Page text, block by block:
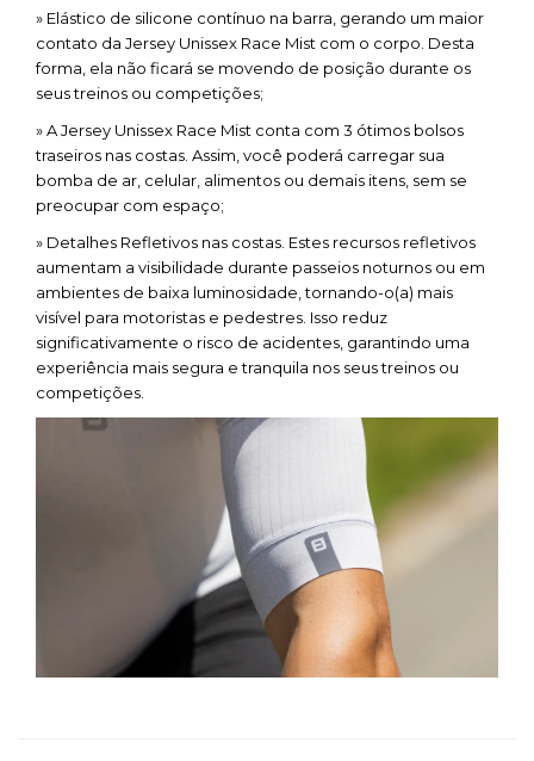
» Elástico de silicone contínuo na barra, gerando um maior
contato da Jersey Unissex Race Mist com o corpo. Desta
forma, ela não ficará se movendo de posição durante os
seus treinos ou competições;
» A Jersey Unissex Race Mist conta com 3 ótimos bolsos
traseiros nas costas. Assim, você poderá carregar sua
bomba de ar, celular, alimentos ou demais itens, sem se
preocupar com espaço;
» Detalhes Refletivos nas costas. Estes recursos refletivos
aumentam a visibilidade durante passeios noturnos ou em
ambientes de baixa luminosidade, tornando-o(a) mais
visível para motoristas e pedestres. Isso reduz
significativamente o risco de acidentes, garantindo uma
experiência mais segura e tranquila nos seus treinos ou
competições.